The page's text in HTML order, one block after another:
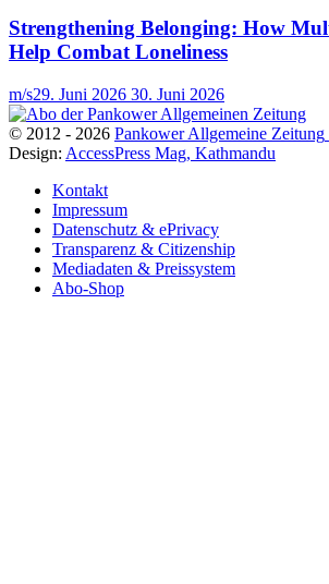
Strengthening Belonging: How
Help Combat Loneliness
m/s29. Juni 2026 30. Juni 2026
© 2012 - 2026 Pankower Allgemeine Zeitung
Design: AccessPress Mag, Kathmandu
Kontakt
Impressum
Datenschutz & ePrivacy
Transparenz & Citizenship
Mediadaten & Preissystem
Abo-Shop